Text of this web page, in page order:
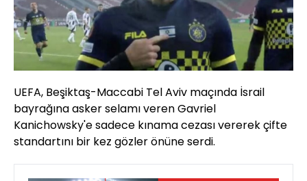
UEFA, Beşiktaş-Maccabi Tel Aviv maçında İsrail
bayrağına asker selamı veren Gavriel
Kanichowsky'e sadece kınama cezası vererek çifte
standartını bir kez gözler önüne serdi.